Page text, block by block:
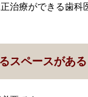
治療ができる歯科
スペースがある